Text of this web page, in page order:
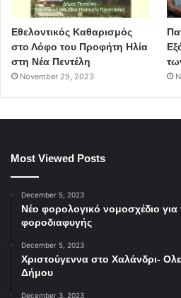
Εθελοντικός Καθαρισμός
στο Λόφο του Προφήτη Ηλία
στη Νέα Πεντέλη
November 29, 2023
Most Viewed Posts
December 5, 2023
Νέο φορολογικό νομοσχέδιο για
φοροδιαφυγής
December 5, 2023
Χριστούγεννα στο Χαλάνδρι-
Δήμου
December 3, 2023